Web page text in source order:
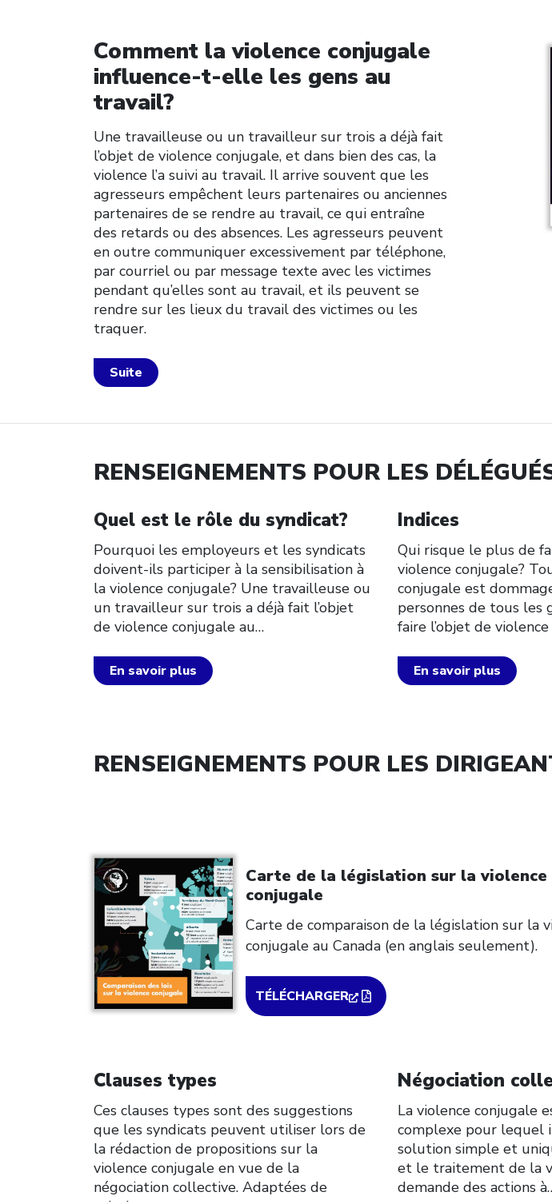
Comment la violence conjugale
influence-t-elle les gens au
travail?
Une travailleuse ou un travailleur sur trois a déjà fait
l’objet de violence conjugale, et dans bien des cas, la
violence l’a suivi au travail. Il arrive souvent que les
agresseurs empêchent leurs partenaires ou anciennes
partenaires de se rendre au travail, ce qui entraîne
des retards ou des absences. Les agresseurs peuvent
en outre communiquer excessivement par téléphone,
par courriel ou par message texte avec les victimes
pendant qu’elles sont au travail, et ils peuvent se
rendre sur les lieux du travail des victimes ou les
traquer.
Suite
RENSEIGNEMENTS POUR LES
Quel est le rôle du syndicat?
Pourquoi les employeurs et les syndicats
doivent-ils participer à la sensibilisation à
la violence conjugale? Une travailleuse ou
un travailleur sur trois a déjà fait l’objet
de violence conjugale au…
En savoir plus
Click to open the link
Indices
Qui risque le plus de
violence conjugale?
conjugale est
personnes de tous les
faire l’objet de
En savoir plus
RENSEIGNEMENTS POUR LES
Carte de la législation sur la violence
conjugale
Carte de comparaison de la législation sur la
conjugale au Canada (en anglais seulement).
TÉLÉCHARGER
Clauses types
Ces clauses types sont des suggestions
que les syndicats peuvent utiliser lors de
la rédaction de propositions sur la
violence conjugale en vue de la
négociation collective. Adaptées de
Négociation
La violence conjugale
complexe pour lequel
solution simple et
et le traitement de la
demande des actions